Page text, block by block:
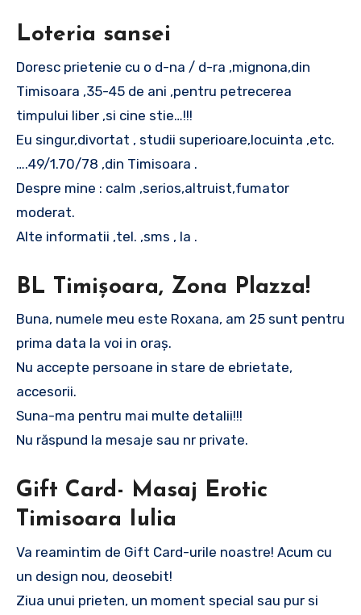
Loteria sansei
Doresc prietenie cu o d-na / d-ra ,mignona,din
Timisoara ,35-45 de ani ,pentru petrecerea
timpului liber ,si cine stie…!!!
Eu singur,divortat , studii superioare,locuinta ,etc.
….49/1.70/78 ,din Timisoara .
Despre mine : calm ,serios,altruist,fumator
moderat.
Alte informatii ,tel. ,sms , la .
BL Timișoara, Zona Plazza!
Buna, numele meu este Roxana, am 25 sunt pentru
prima data la voi in oraș.
Nu accepte persoane in stare de ebrietate,
accesorii.
Suna-ma pentru mai multe detalii!!!
Nu răspund la mesaje sau nr private.
Gift Card- Masaj Erotic
Timisoara Iulia
Va reamintim de Gift Card-urile noastre! Acum cu
un design nou, deosebit!
Ziua unui prieten, un moment special sau pur si